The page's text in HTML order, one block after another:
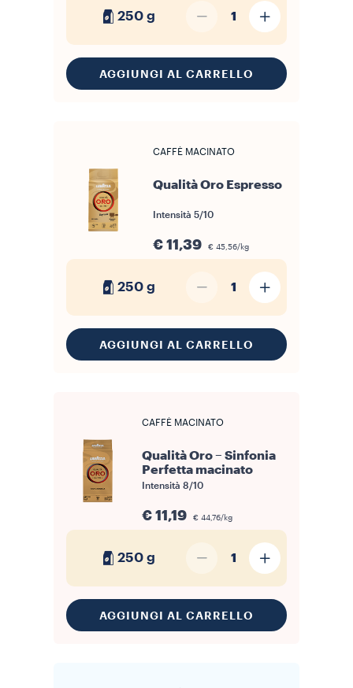
250 g 1
AGGIUNGI AL CARRELLO
CAFFÈ MACINATO
Qualità Oro Espresso
Intensità 5/10
€ 11,39 € 45,56/kg
250 g 1
AGGIUNGI AL CARRELLO
CAFFÈ MACINATO
Qualità Oro – Sinfonia
Perfetta macinato
Intensità 8/10
€ 11,19 € 44,76/kg
250 g 1
AGGIUNGI AL CARRELLO